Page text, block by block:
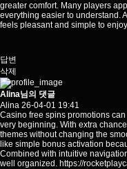
greater comfort. Many players
everything easier to understand.
feels pleasant and simple to
답변
삭제
Alina님의 댓글
Alina 26-04-01 19:41
Casino free spins promotions
very beginning. With extra
themes without changing the
like simple bonus activation
Combined with intuitive
well organized. https://